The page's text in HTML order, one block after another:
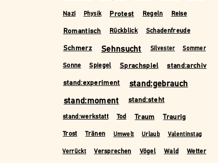
Nazi Physik Protest Regeln Reise
Romantisch Rückblick Schadenfreude
Schmerz Sehnsucht Silvester Sommer
Sonne Spiegel Sprachspiel stand:archiv
stand:experiment
stand:gebrauch
stand:moment
stand:steht
stand:werkstatt Tod Traum Traurig
Trost Tränen Umwelt Urlaub Valentinstag
Verrückt Versprechen Vögel Wald Wetter